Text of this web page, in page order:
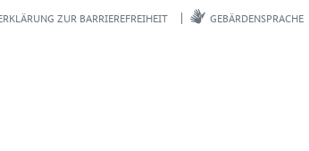
ZUR BARRIEREFREIHEIT GEBÄRDENSPRACHE